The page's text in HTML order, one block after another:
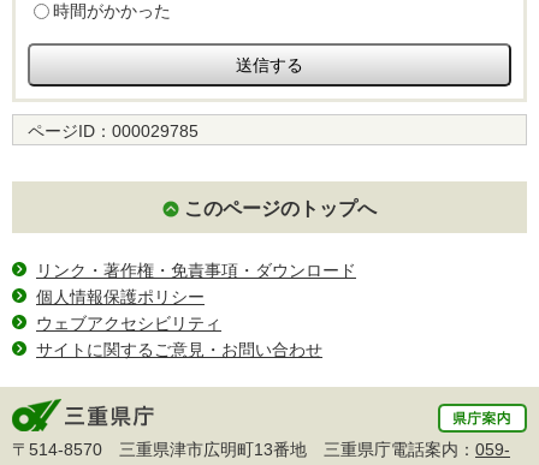
時間がかかった
ページID： 000029785
このページのトップへ
リンク・著作権・免責事項・ダウンロード
個人情報保護ポリシー
ウェブアクセシビリティ
サイトに関するご意見・お問い合わせ
〒514-8570 三重県津市広明町13番地 三重県庁電話案内： 059-